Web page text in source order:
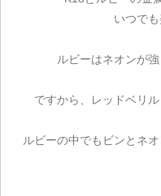
いつでも
ルビーはネオンが
ですから、レッドベリ
ルビーの中でもビンとネ